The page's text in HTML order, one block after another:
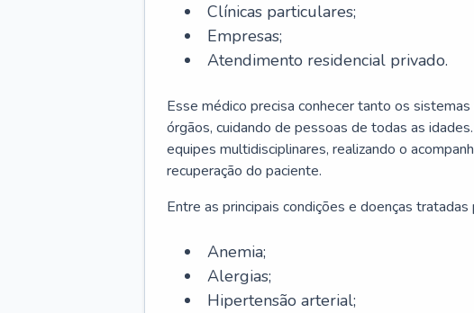
Clínicas particulares;
Empresas;
Atendimento residencial privado.
Esse médico precisa conhecer tanto os
órgãos, cuidando de pessoas de todas as
equipes multidisciplinares, realizando o
recuperação do paciente.
Entre as principais condições e doenças
Anemia;
Alergias;
Hipertensão arterial;